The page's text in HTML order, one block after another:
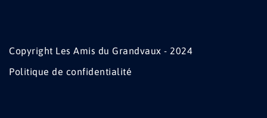
Copyright Les Amis du Grandvaux - 2024
Politique de confidentialité